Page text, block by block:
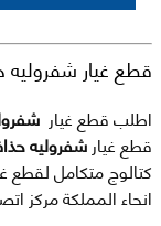
قطع غيار
اطلب قطع غيار
قطع غيار شفروليه
كتالوج متكامل لقطع
انحاء المملكة مركز